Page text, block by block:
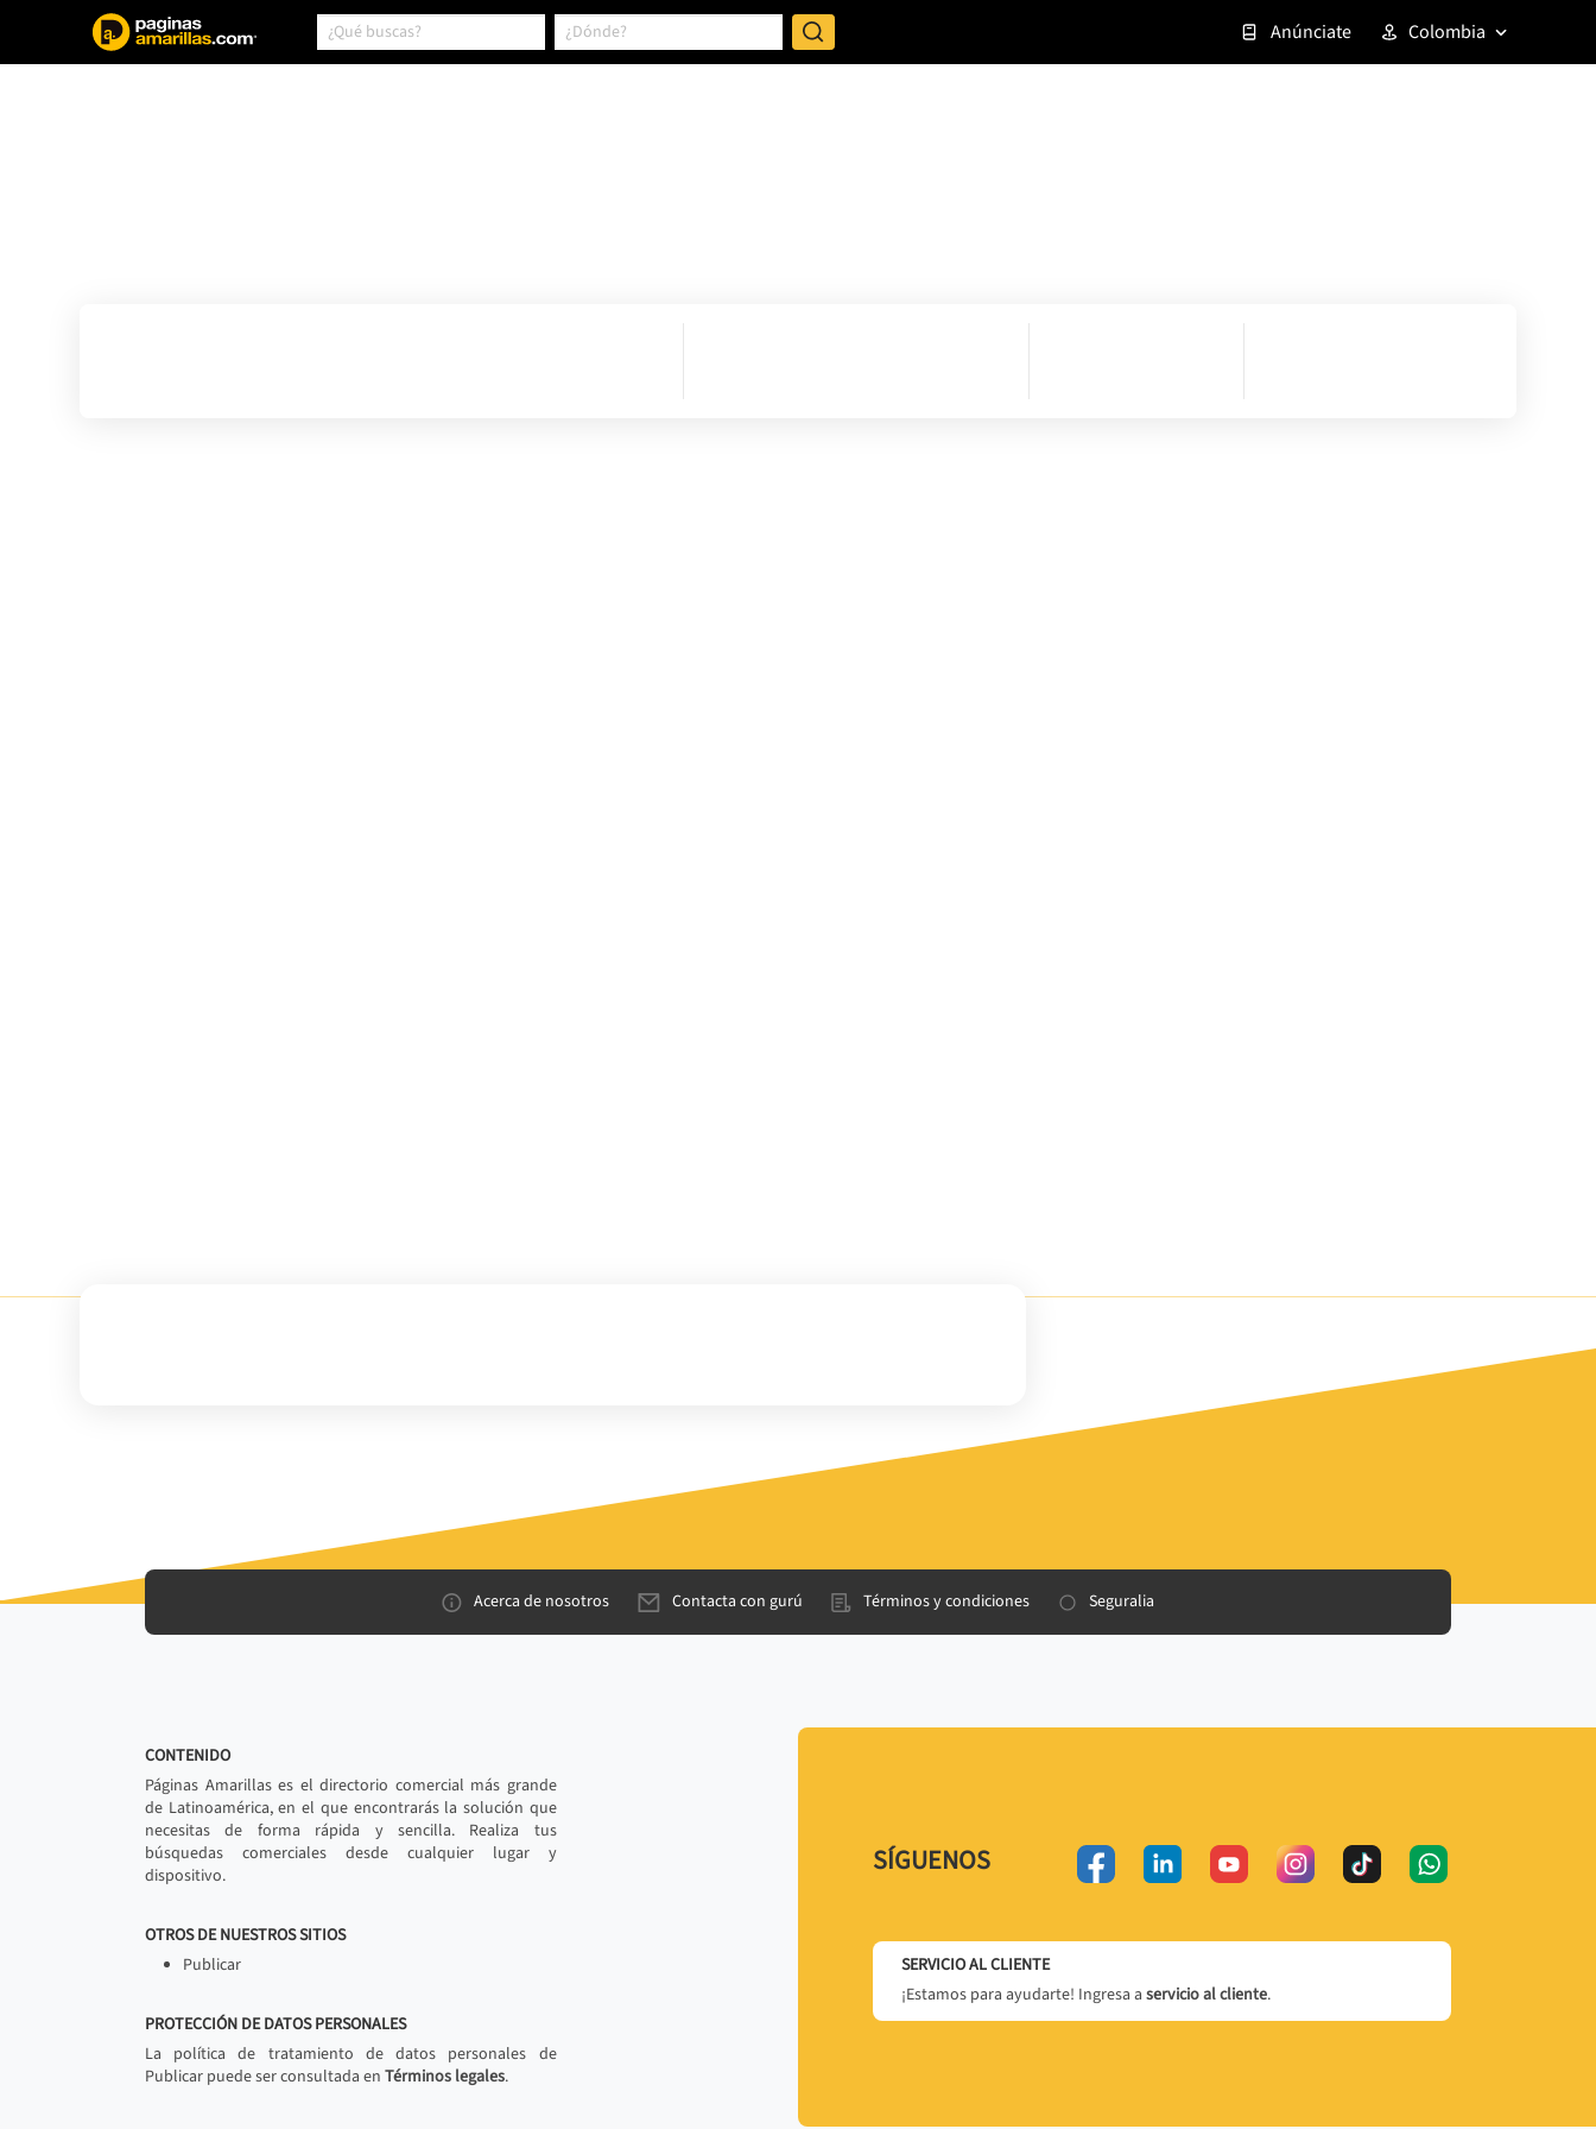
Anúnciate Colombia
Acerca de nosotros Contacta con gurú Términos y condiciones Seguralia
CONTENIDO
Páginas Amarillas es el directorio comercial más grande
de Latinoamérica, en el que encontrarás la solución que
necesitas de forma rápida y sencilla. Realiza tus
búsquedas comerciales desde cualquier lugar y
dispositivo.
OTROS DE NUESTROS SITIOS
Publicar
PROTECCIÓN DE DATOS PERSONALES
La política de tratamiento de datos personales de
Publicar puede ser consultada en Términos legales.
SÍGUENOS
SERVICIO AL CLIENTE
¡Estamos para ayudarte! Ingresa a servicio al cliente.